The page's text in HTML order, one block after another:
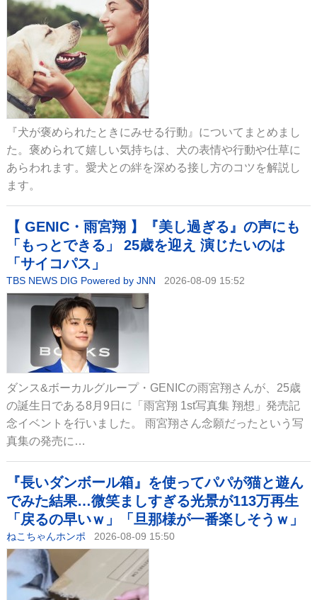
『犬が褒められたときにみせる行動』についてまとめまし
た。褒められて嬉しい気持ちは、犬の表情や行動や仕草に
あらわれます。愛犬との絆を深める接し方のコツを解説し
ます。
【 GENIC・雨宮翔 】『美し過ぎる』の声にも
「もっとできる」 25歳を迎え 演じたいのは
「サイコパス」
TBS NEWS DIG Powered by JNN 2026-08-09 15:52
ダンス&ボーカルグループ・GENICの雨宮翔さんが、25歳
の誕生日である8月9日に「雨宮翔 1st写真集 翔想」発売記
念イベントを行いました。 雨宮翔さん念願だったという写
真集の発売に…
『長いダンボール箱』を使ってパパが猫と遊ん
でみた結果…微笑ましすぎる光景が113万再生
「戻るの早いｗ」「旦那様が一番楽しそうｗ」
ねこちゃんホンポ 2026-08-09 15:50